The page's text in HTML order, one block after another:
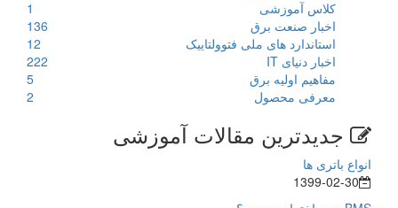
کلاس آموزشی
1
اخبار صنعت برق
136
استاندارد های ملی فتوولتاییک
12
اخبار دنیای IT
222
مفاهیم اولیه برق
5
معرفی محصول
2
جدیدترین مقالات آموزشی
انواع باتری ها
1399-02-30